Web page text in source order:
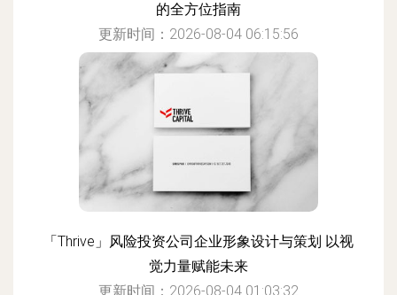
的全方位指南
更新时间：2026-08-04 06:15:56
「Thrive」风险投资公司企业形象设计与策划 以视
觉力量赋能未来
更新时间：2026-08-04 01:03:32